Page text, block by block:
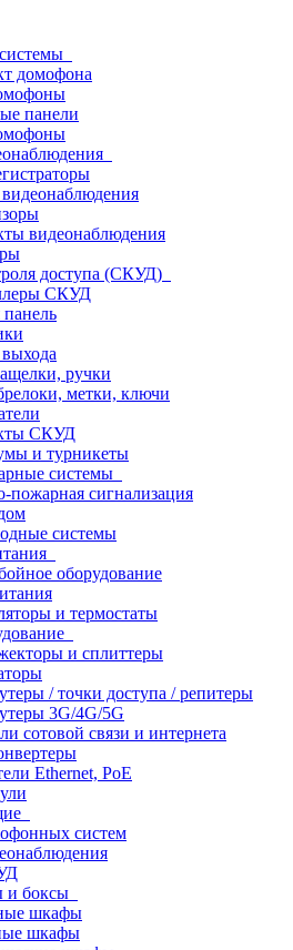
домофона
панели
видеонаблюдения
доступа (СКУД)
СКУД
ручки
метки, ключи
СКУД
и турникеты
системы
пожарная сигнализация
системы
оборудование
и термостаты
и сплиттеры
/ точки доступа / репитеры
3G/4G/5G
сотовой связи и интернета
Ethernet, PoE
систем
боксы
шкафы
шкафы